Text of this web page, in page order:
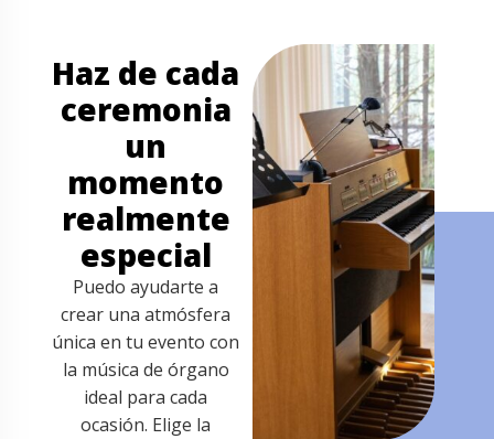
Haz de cada
ceremonia
un
momento
realmente
especial
Puedo ayudarte a
crear una atmósfera
única en tu evento con
la música de órgano
ideal para cada
ocasión. Elige la